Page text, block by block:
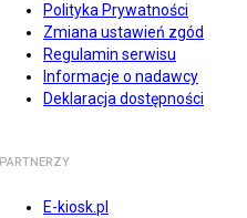
Polityka Prywatności
Zmiana ustawień zgód
Regulamin serwisu
Informacje o nadawcy
Deklaracja dostępności
PARTNERZY
E-kiosk.pl